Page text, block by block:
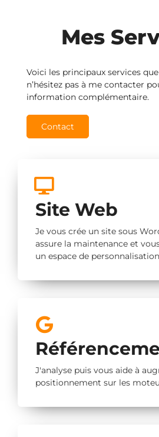
Mes
Voici les principaux services
n’hésitez pas à me contacter
information complémentaire.
Contact
Site Web
Je vous crée un site sous
assure la maintenance et
un espace de
J'analyse puis vous aide à
positionnement sur les